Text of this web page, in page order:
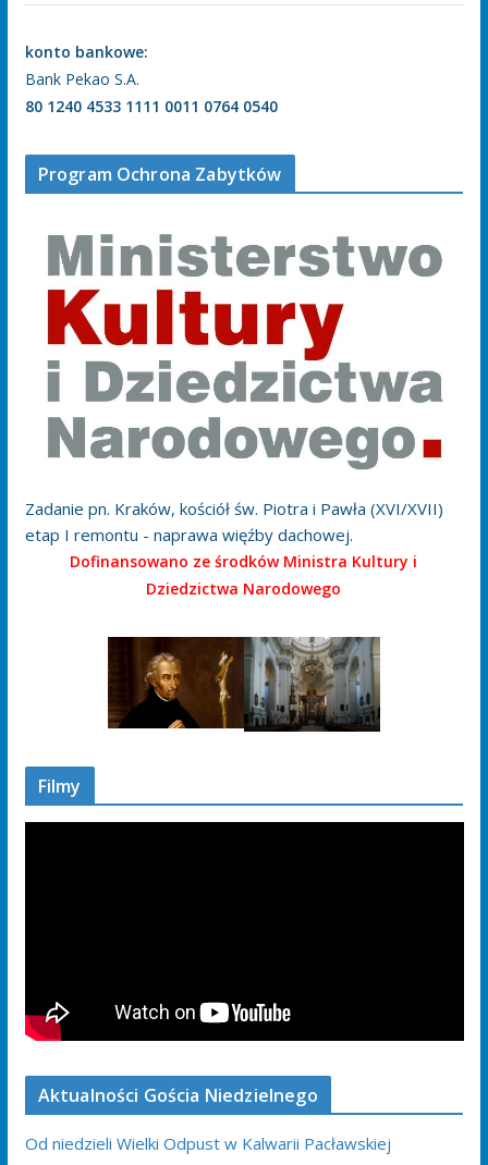
konto bankowe:
Bank Pekao S.A.
80 1240 4533 1111 0011 0764 0540
Program Ochrona Zabytków
Zadanie pn. Kraków, kościół św. Piotra i Pawła (XVI/XVII)
etap I remontu - naprawa więźby dachowej.
Dofinansowano ze środków Ministra Kultury i
Dziedzictwa Narodowego
Filmy
Aktualności Gościa Niedzielnego
Od niedzieli Wielki Odpust w Kalwarii Pacławskiej